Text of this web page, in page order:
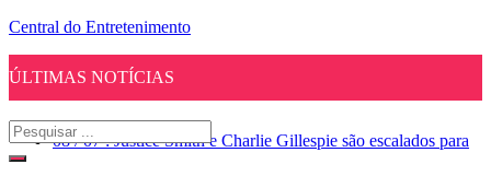
Central do Entretenimento
ÚLTIMAS NOTÍCIAS
08 / 07 : Justice Smith e Charlie Gillespie são escalados para